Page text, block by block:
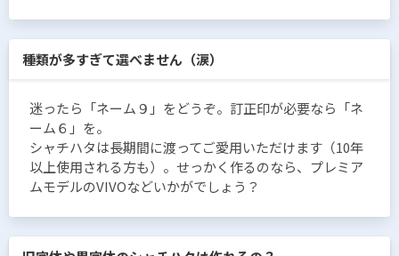
種類が多すぎて選べません（涙）
迷ったら「ネーム９」をどうぞ。訂正印が必要なら「ネ
ーム６」を。
シャチハタは長期間に渡ってご愛用いただけます（10年
以上使用される方も）。せっかく作るのなら、プレミア
ムモデルのVIVOなどいかがでしょう？